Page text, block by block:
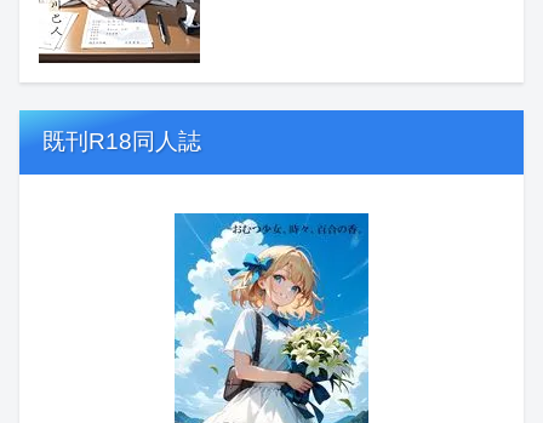
既刊R18同人誌